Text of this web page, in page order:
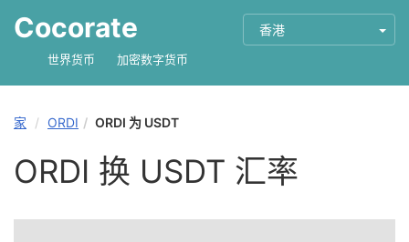
Cocorate 香港
世界货币 加密数字货币
家 ORDI ORDI 为 USDT
ORDI 换 USDT 汇率